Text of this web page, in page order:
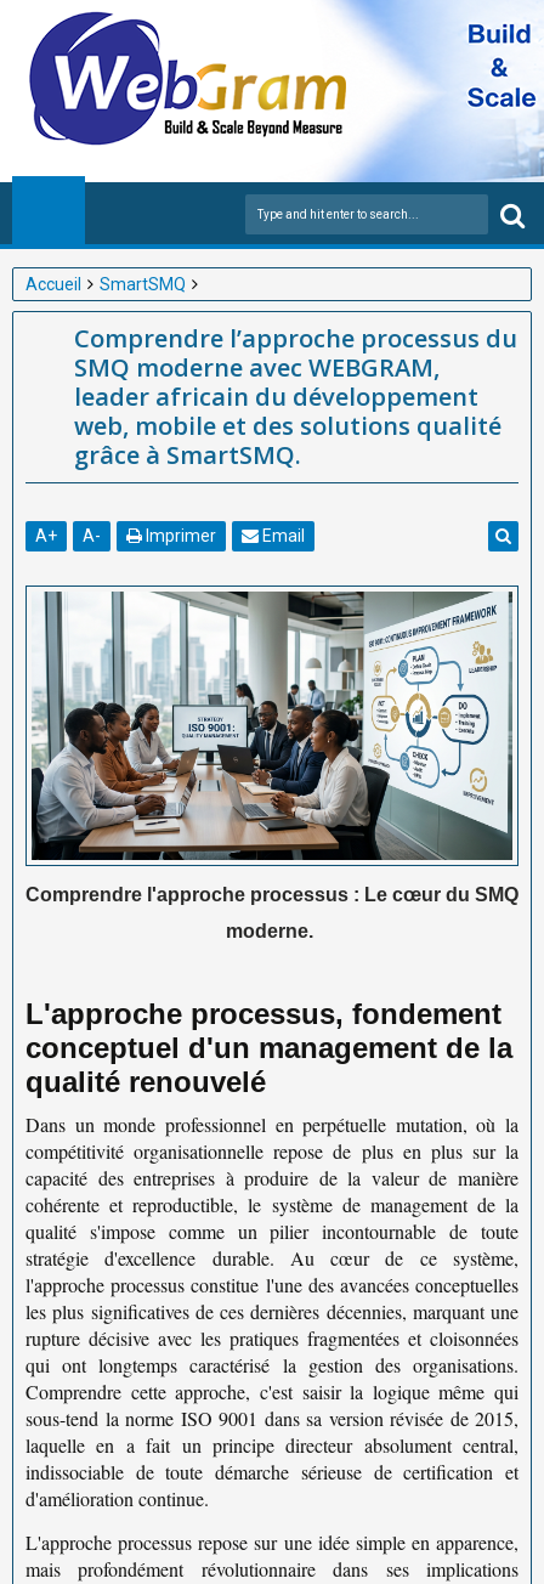
Accueil
SmartSMQ
Comprendre l’approche processus du SMQ moderne avec
WEBGRAM, leader africain du développement web, mobile et
des solutions qualité grâce à SmartSMQ.
Comprendre l’approche processus du
SMQ moderne avec WEBGRAM,
leader africain du développement
web, mobile et des solutions qualité
grâce à SmartSMQ.
A+ A- Imprimer Email
Comprendre l'approche processus : Le cœur du SMQ
moderne.
L'approche processus, fondement
conceptuel d'un management de la
qualité renouvelé
Dans un monde professionnel en perpétuelle mutation, où la
compétitivité organisationnelle repose de plus en plus sur la
capacité des entreprises à produire de la valeur de manière
cohérente et reproductible, le système de management de la
qualité s'impose comme un pilier incontournable de toute
stratégie d'excellence durable. Au cœur de ce système,
l'approche processus constitue l'une des avancées conceptuelles
les plus significatives de ces dernières décennies, marquant une
rupture décisive avec les pratiques fragmentées et cloisonnées
qui ont longtemps caractérisé la gestion des organisations.
Comprendre cette approche, c'est saisir la logique même qui
sous-tend la norme ISO 9001 dans sa version révisée de 2015,
laquelle en a fait un principe directeur absolument central,
indissociable de toute démarche sérieuse de certification et
d'amélioration continue.
L'approche processus repose sur une idée simple en apparence,
mais profondément révolutionnaire dans ses implications